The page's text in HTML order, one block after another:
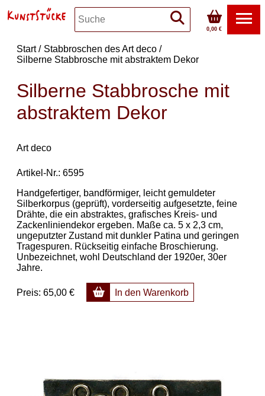
0,00 €
Start
Stabbroschen des Art deco
Silberne Stabbrosche mit abstraktem Dekor
Silberne Stabbrosche mit
abstraktem Dekor
Art deco
Artikel-Nr.: 6595
Handgefertiger, bandförmiger, leicht gemuldeter
Silberkorpus (geprüft), vorderseitig aufgesetzte, feine
Drähte, die ein abstraktes, grafisches Kreis- und
Zackenliniendekor ergeben. Maße ca. 5 x 2,3 cm,
ungeputzter Zustand mit dunkler Patina und geringen
Tragespuren. Rückseitig einfache Broschierung.
Unbezeichnet, wohl Deutschland der 1920er, 30er
Jahre.
Preis: 65,00 € In den Warenkorb